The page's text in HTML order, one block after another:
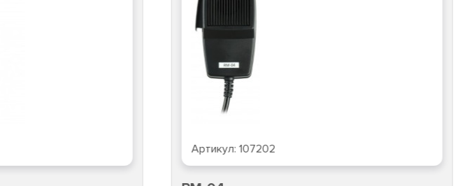
Артикул: 107202